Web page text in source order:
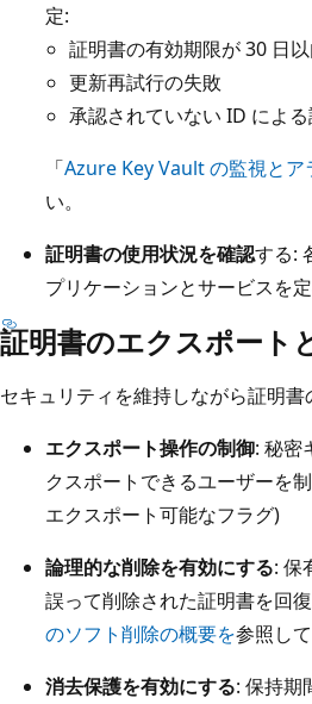
定:
証明書の有効期限が 30 日
更新再試行の失敗
承認されていない ID によ
「Azure Key Vault の監視とア
い。
証明書の使用状況を確認する:
プリケーションとサービスを
証明書のエクスポート
セキュリティを維持しながら証明
エクスポート操作の制御: 秘密
クスポートできるユーザーを
エクスポート可能なフラグ)
論理的な削除を有効にする: 保
誤って削除された証明書を回復
のソフト削除の概要を参照し
消去保護を有効にする: 保持期